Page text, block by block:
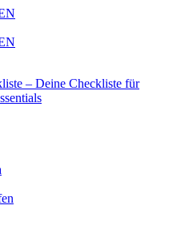
– Deine Checkliste für